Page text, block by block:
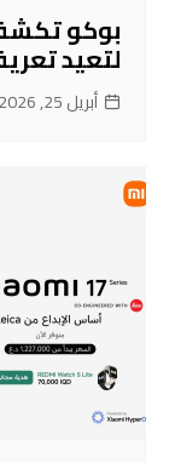
لتعيد
أبريل 25, 2026